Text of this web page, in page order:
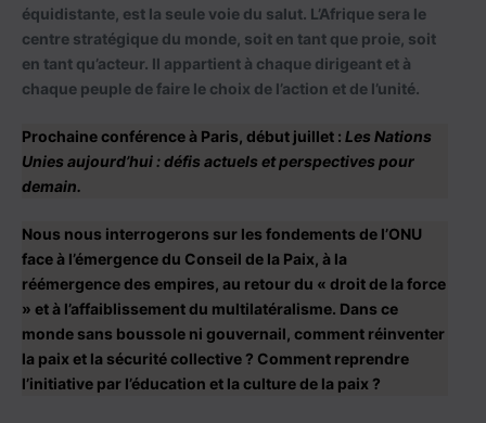
équidistante, est la seule voie du salut. L’Afrique sera le
centre stratégique du monde, soit en tant que proie, soit
en tant qu’acteur. Il appartient à chaque dirigeant et à
chaque peuple de faire le choix de l’action et de l’unité.
Prochaine conférence à Paris, début juillet : Les Nations
Unies aujourd’hui : défis actuels et perspectives pour
demain.
Nous nous interrogerons sur les fondements de l’ONU
face à l’émergence du Conseil de la Paix, à la
réémergence des empires, au retour du « droit de la force
» et à l’affaiblissement du multilatéralisme. Dans ce
monde sans boussole ni gouvernail, comment réinventer
la paix et la sécurité collective ? Comment reprendre
l’initiative par l’éducation et la culture de la paix ?